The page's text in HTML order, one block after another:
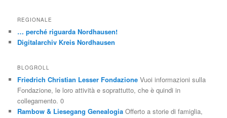
REGIONALE
… perché riguarda Nordhausen!
Digitalarchiv Kreis Nordhausen
BLOGROLL
Friedrich Christian Lesser Fondazione Vuoi informazioni sulla
Fondazione, le loro attività e soprattutto, che è quindi in
collegamento. 0
Rambow & Liesegang Genealogia Offerto a storie di famiglia,